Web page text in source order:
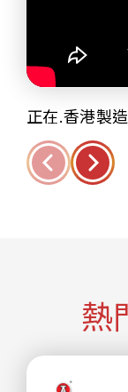
正在.香港製造
熱